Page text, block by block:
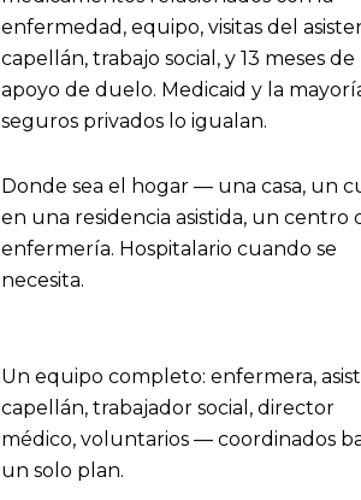
enfermedad, equipo, visitas del
capellán, trabajo social, y 13 meses de
apoyo de duelo. Medicaid y la
seguros privados lo igualan.
Donde sea el hogar — una casa, un
en una residencia asistida, un centro
enfermería. Hospitalario cuando se
necesita.
Un equipo completo: enfermera,
capellán, trabajador social, director
médico, voluntarios — coordinados
un solo plan.